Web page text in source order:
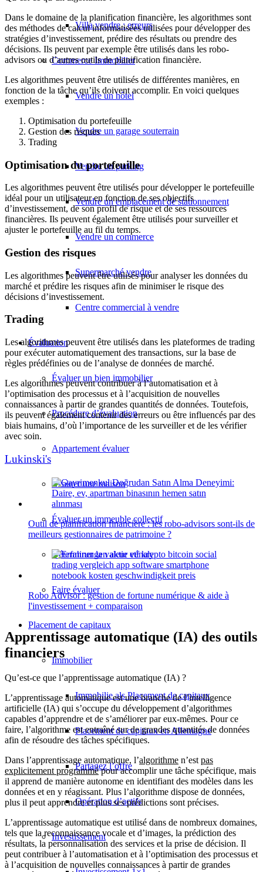
Villa vendre : erreurs
CommerceImmobilier
Vendre un hôtel
Vendre un garage souterrain
Vendre un parking
Vendre un emplacement de stationnement
Vendre un commerce
Supermarché vendre
Centre commercial à vendre
Évaluation
Évaluer un bien immobilier
Procédure d’évaluation
Appartement évaluer
Évaluer une maison
Évaluer un immeuble collectif
Déterminer la valeur vénale
Faire évaluer
Placement de capitaux
Immobilier
Immobilie als Placement de capitaux
Placement de capitaux en Allemagne
Partagez l’offre
Opération d’actifs
Investissement
Dans le domaine de la planification financière, les algorithmes sont
des méthodes de calcul informatisées utilisées pour développer des
stratégies d’investissement, prédire des résultats ou prendre des
décisions. Ils peuvent par exemple être utilisés dans les robo-
advisors ou d’autres outils de planification financière.
Les algorithmes peuvent être utilisés de différentes manières, en
fonction de la tâche qu’ils doivent accomplir. En voici quelques
exemples :
Optimisation du portefeuille
Gestion des risques
Trading
Optimisation du portefeuille
Les algorithmes peuvent être utilisés pour développer le portefeuille
idéal pour un utilisateur en fonction de ses objectifs
d’investissement, de son profil de risque et de ses ressources
financières. Ils peuvent également être utilisés pour surveiller et
ajuster le portefeuille au fil du temps.
Gestion des risques
Les algorithmes peuvent être utilisés pour analyser les données du
marché et prédire les risques afin de minimiser le risque des
décisions d’investissement.
Trading
Les algorithmes peuvent être utilisés dans les plateformes de trading
pour exécuter automatiquement des transactions, sur la base de
règles prédéfinies ou de l’analyse de données de marché.
Les algorithmes peuvent contribuer à l’automatisation et à
l’optimisation des processus et à l’acquisition de nouvelles
connaissances à partir de grandes quantités de données. Toutefois,
ils peuvent également contenir des erreurs ou être influencés par des
biais humains, d’où l’importance de les surveiller et de les vérifier
avec soin.
Lukinski's
Outil de planification financière : les robo-advisors sont-ils de
meilleurs gestionnaires de patrimoine ?
Robo Advisor : gestion de fortune numérique & aide à
l'investissement + comparaison
Apprentissage automatique (IA) des outils
financiers
Qu’est-ce que l’apprentissage automatique (IA) ?
L’apprentissage automatique est une branche de l’intelligence
artificielle (IA) qui s’occupe du développement d’algorithmes
capables d’apprendre et de s’améliorer par eux-mêmes. Pour ce
faire, l’algorithme est entraîné sur de grandes quantités de données
afin de résoudre des tâches spécifiques.
Dans l’apprentissage automatique, l’algorithme n’est pas
explicitement programmépour accomplir une tâche spécifique, mais
il apprend de manière autonome en identifiant des modèles dans les
données et en y réagissant. Plus l’algorithme dispose de données,
plus il peut apprendre et plus ses prédictions sont précises.
L’apprentissage automatique est utilisé dans de nombreux domaines,
tels que la reconnaissance vocale et d’images, la prédiction des
résultats, la personnalisation des services et la prise de décision. Il
peut contribuer à l’automatisation et à l’optimisation des processus et
à l’acquisition de nouvelles connaissances à partir de grandes